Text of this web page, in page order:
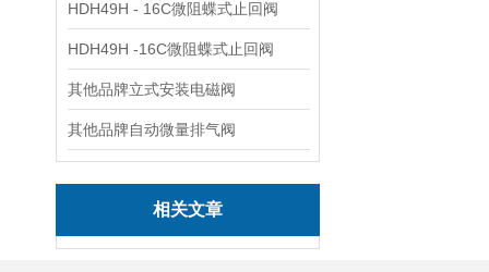
HDH49H - 16C微阻蝶式止回阀
HDH49H -16C微阻蝶式止回阀
其他品牌立式安装电磁阀
其他品牌自动微量排气阀
相关文章